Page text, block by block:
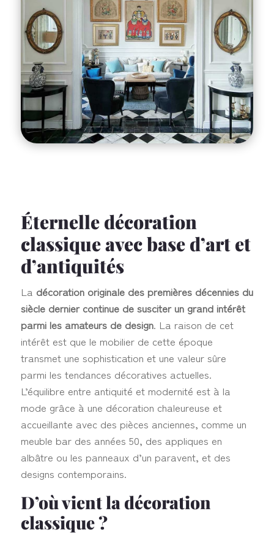
Éternelle décoration
classique avec base d’art et
d’antiquités
La décoration originale des premières décennies du
siècle dernier continue de susciter un grand intérêt
parmi les amateurs de design. La raison de cet
intérêt est que le mobilier de cette époque
transmet une sophistication et une valeur sûre
parmi les tendances décoratives actuelles.
L’équilibre entre antiquité et modernité est à la
mode grâce à une décoration chaleureuse et
accueillante avec des pièces anciennes, comme un
meuble bar des années 50, des appliques en
albâtre ou les panneaux d’un paravent, et des
designs contemporains.
D’où vient la décoration
classique ?